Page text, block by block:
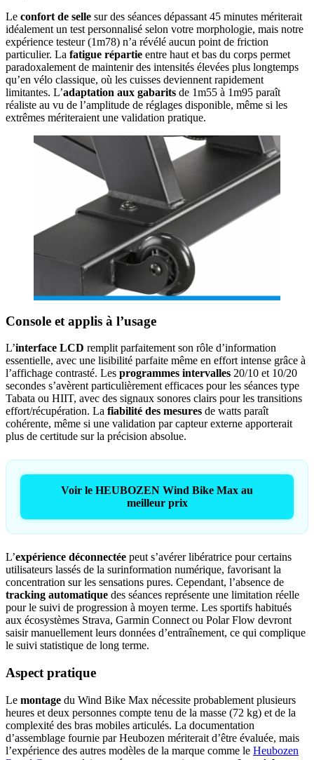
Le confort de selle sur des séances dépassant 45 minutes mériterait
idéalement un test personnalisé selon votre morphologie, mais notre
expérience testeur (1m78) n’a révélé aucun point de friction
particulier. La fatigue répartie entre haut et bas du corps permet
paradoxalement de maintenir des intensités élevées plus longtemps
qu’en vélo classique, où les cuisses deviennent rapidement
limitantes. L’adaptation aux gabarits de 1m55 à 1m95 paraît
réaliste au vu de l’amplitude de réglages disponible, même si les
extrêmes mériteraient une validation pratique.
Console et applis à l’usage
L’interface LCD remplit parfaitement son rôle d’information
essentielle, avec une lisibilité parfaite même en effort intense grâce à
l’affichage contrasté. Les programmes intervalles 20/10 et 10/20
secondes s’avèrent particulièrement efficaces pour les séances type
Tabata ou HIIT, avec des signaux sonores clairs pour les transitions
effort/récupération. La fiabilité des mesures de watts paraît
cohérente, même si une validation par capteur externe apporterait
plus de certitude sur la précision absolue.
Voir le HEUBOZEN Wind Bike Max au
meilleur prix
L’expérience déconnectée peut s’avérer libératrice pour certains
utilisateurs lassés de la surinformation numérique, favorisant la
concentration sur les sensations pures. Cependant, l’absence de
tracking automatique des séances représente une limitation réelle
pour le suivi de progression à moyen terme. Les sportifs habitués
aux écosystèmes Strava, Garmin Connect ou Polar Flow devront
saisir manuellement leurs données d’entraînement, ce qui complique
le suivi statistique de long terme.
Aspect pratique
Le montage du Wind Bike Max nécessite probablement plusieurs
heures et deux personnes compte tenu de la masse (72 kg) et de la
complexité des bras mobiles articulés. La documentation
d’assemblage fournie par Heubozen mériterait d’être évaluée, mais
l’expérience des autres modèles de la marque comme le Heubozen